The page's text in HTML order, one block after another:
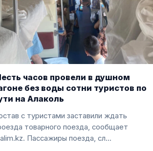
часов провели в душном
без воды сотни туристов по
на Алаколь
с туристами заставили ждать
товарного поезда, сообщает
Malim.kz. Пассажиры поезда, сл...